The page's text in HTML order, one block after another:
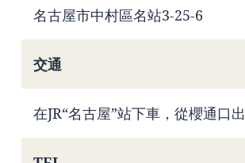
名古屋市中村區名站3-25-6
交通
在JR“名古屋”站下車，從櫻通口